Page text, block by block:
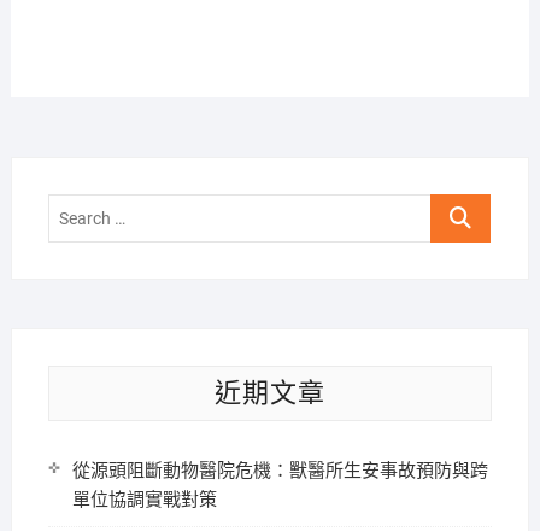
Search
近期文章
從源頭阻斷動物醫院危機：獸醫所生安事故預防與跨
單位協調實戰對策